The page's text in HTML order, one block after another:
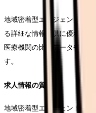
地域密着型エージェントは
る詳細な情報提供に優れて
医療機関の比較データや転
す。
求人情報の質と量
地域密着型エージェントは